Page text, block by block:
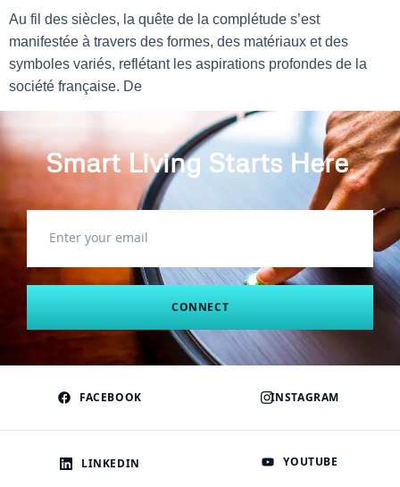
Au fil des siècles, la quête de la complétude s’est
manifestée à travers des formes, des matériaux et des
symboles variés, reflétant les aspirations profondes de la
société française. De
Smart Living Starts Here.
CONNECT
FACEBOOK INSTAGRAM
LINKEDIN YOUTUBE